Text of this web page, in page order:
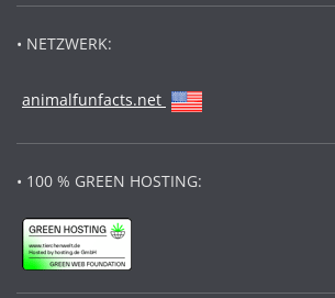
• NETZWERK:
animalfunfacts.net
• 100 % GREEN HOSTING: